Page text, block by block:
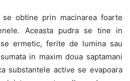
se obtine prin macinarea foarte
Aceasta pudra se tine in
ermetic, ferite de lumina sau
in maxim doua saptamani
substantele active se evapoara